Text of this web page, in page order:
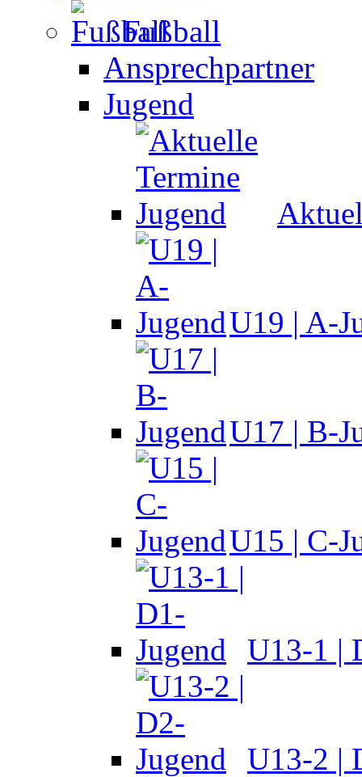
Fußball
Ansprechpartner
Jugend
U19 | A-
U17 | B-
U15 | C-
U13-1 |
U13-2 |